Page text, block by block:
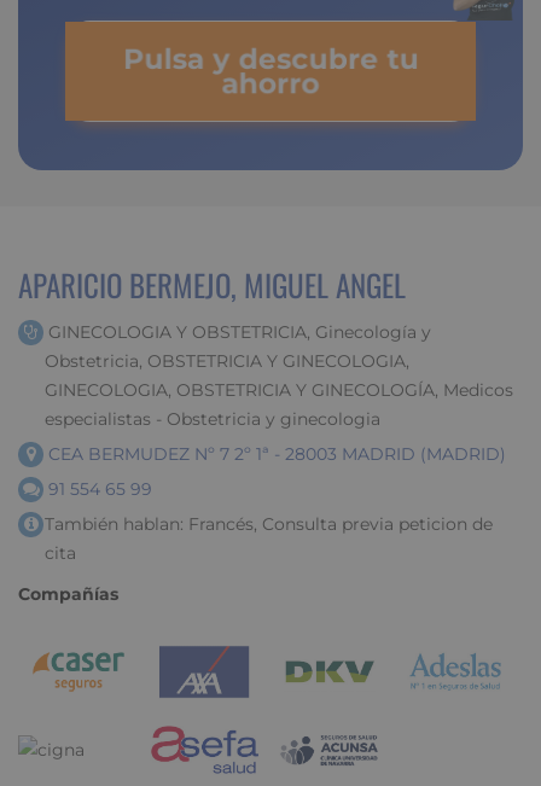
Pulsa y descubre tu
ahorro
APARICIO BERMEJO, MIGUEL ANGEL
GINECOLOGIA Y OBSTETRICIA, Ginecología y
Obstetricia, OBSTETRICIA Y GINECOLOGIA,
GINECOLOGIA, OBSTETRICIA Y GINECOLOGÍA, Medicos
especialistas - Obstetricia y ginecologia
CEA BERMUDEZ Nº 7 2º 1ª - 28003 MADRID (MADRID)
91 554 65 99
También hablan: Francés, Consulta previa peticion de
cita
Compañías